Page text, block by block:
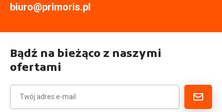
biuro@primoris.pl
Bądź na bieżąco z naszymi
ofertami